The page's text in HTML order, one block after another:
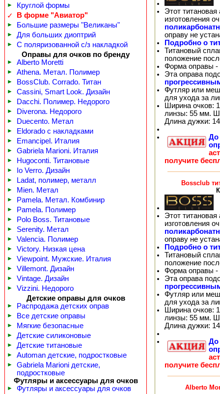
►
Круглой формы
✓
В форме "Авиатор"
► Большие размеры "Великаны"
► Для больших диоптрий
►
С поляризованной с/з накладкой
Оправы для очков по бренду
► Alberto Moretti
► Athena. Метал. Полимер
► BossClub. Corrado. Титан
► Cassini, Smart Look. Дизайн
► Dacchi. Полимер. Недорого
► Diverona. Недорого
► Duecento. Метал
► Eldorado с накладками
► Emancipel. Италия
► Gabriela Marioni. Италия
► Hugoconti. Титановые
► Io Verro. Дизайн
► Ladat, полимер, металл
► Mien. Метал
► Pamela. Метал. Комбинир
► Pamela. Полимер
► Polo Boss. Титановые
► Serenity. Метал
► Valencia. Полимер
► Victory. Низкая цена
► Viewpoint. Мужские. Италия
► Villemont. Дизайн
► Vintage. Дизайн
►
Vizzini. Недорого
Детские оправы для очков
► Распродажа детских оправ
► Все детские оправы
► Мягкие безопасные
► Детские силиконовые
► Детские титановые
► Automan детские, подростковые
►
Gabriela Marioni детские,
подростковые
Футляры и аксессуары для очков
►
Футляры и аксессуары для очков
Этот
изготовления
оправу не
Подробно о
Титановый
положение
Форма оправы -
Эта оправа
Футляр или
для ухода за
Ширина очков:
линзы: 55 мм.
Длина дужки:
До
получите
Bossclub
Этот
изготовления
оправу не
Подробно о
Титановый
положение
Форма оправы -
Эта оправа
Футляр или
для ухода за
Ширина очков:
линзы: 55 мм.
Длина дужки:
До
получите
Alberto